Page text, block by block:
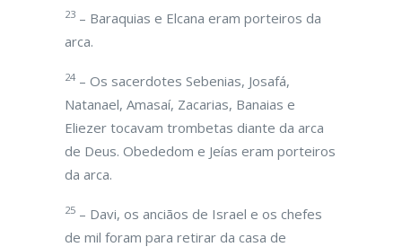
23 – Baraquias e Elcana eram porteiros da
arca.
24 – Os sacerdotes Sebenias, Josafá,
Natanael, Amasaí, Zacarias, Banaias e
Eliezer tocavam trombetas diante da arca
de Deus. Obededom e Jeías eram porteiros
da arca.
25 – Davi, os anciãos de Israel e os chefes
de mil foram para retirar da casa de